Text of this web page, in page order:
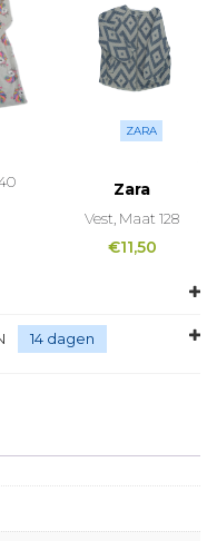
ZARA
Zara
Vest, Maat 128
€11,50
14 dagen